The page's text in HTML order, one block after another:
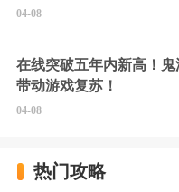
硬擦封的好！
04-08
在线突破五年内新高！
带动游戏复苏！
04-08
热门攻略